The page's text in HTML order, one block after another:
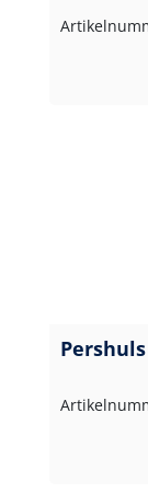
Pershuls